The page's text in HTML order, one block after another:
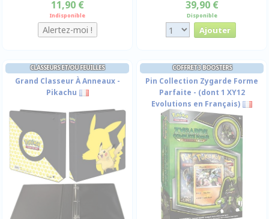
11,90 €
Indisponible
39,90 €
Disponible
CLASSEURS ET/OU FEUILLES
Grand Classeur À Anneaux -
Pikachu
COFFRET 3 BOOSTERS
Pin Collection Zygarde Forme
Parfaite - (dont 1 XY12
Evolutions en Français)